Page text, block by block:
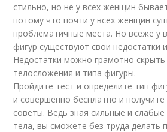
стильно, но не у всех женщин
потому что почти у всех женщин
проблематичные места. Но всеже у
фигур существуют свои недостатки
Недостатки можно грамотно скрыть
телосложения и типа фигуры.
Пройдите тест и определите тип
и совершенно бесплатно и
советы. Ведь зная сильные и
тела, вы сможете без труда делать